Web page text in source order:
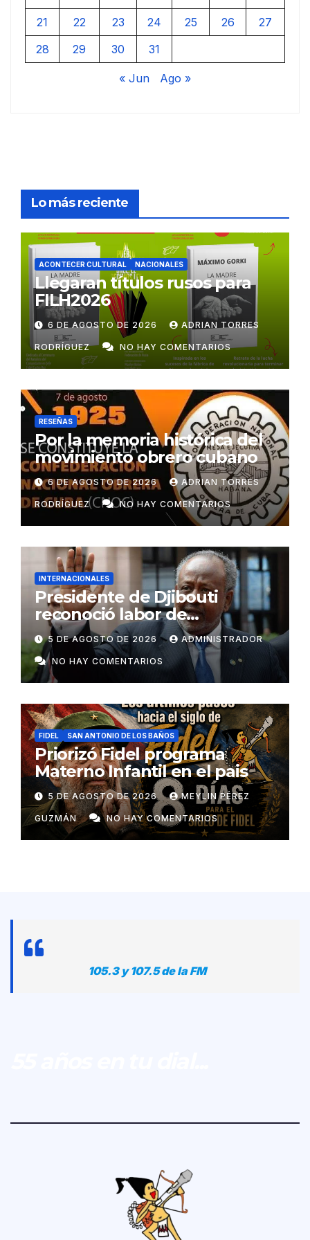
21
22 23 24 25 26
27
28
29 30 31
« Jun Ago »
Lo más reciente
ACONTECER CULTURAL NACIONALES
Llegaran títulos rusos para
FILH2026
6 DE AGOSTO DE 2026 ADRIAN TORRES
RODRÍGUEZ NO HAY COMENTARIOS
RESEÑAS
Por la memoria histórica del
movimiento obrero cubano
6 DE AGOSTO DE 2026 ADRIAN TORRES
RODRÍGUEZ NO HAY COMENTARIOS
INTERNACIONALES
Presidente de Djibouti
reconoció labor de
colaboradores de Cuba
5 DE AGOSTO DE 2026 ADMINISTRADOR
NO HAY COMENTARIOS
FIDEL SAN ANTONIO DE LOS BAÑOS
Priorizó Fidel programa
Materno Infantil en el pais
5 DE AGOSTO DE 2026 MEYLIN PÉREZ
GUZMÁN NO HAY COMENTARIOS
105.3 y 107.5 de la FM